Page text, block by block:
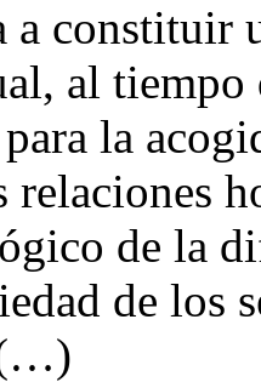
a constituir
al
la
relaciones
de la
de los
(…)